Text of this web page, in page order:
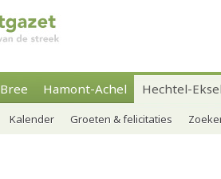
Bree Hamont-Achel Hechtel-
Kalender Groeten & felicitaties